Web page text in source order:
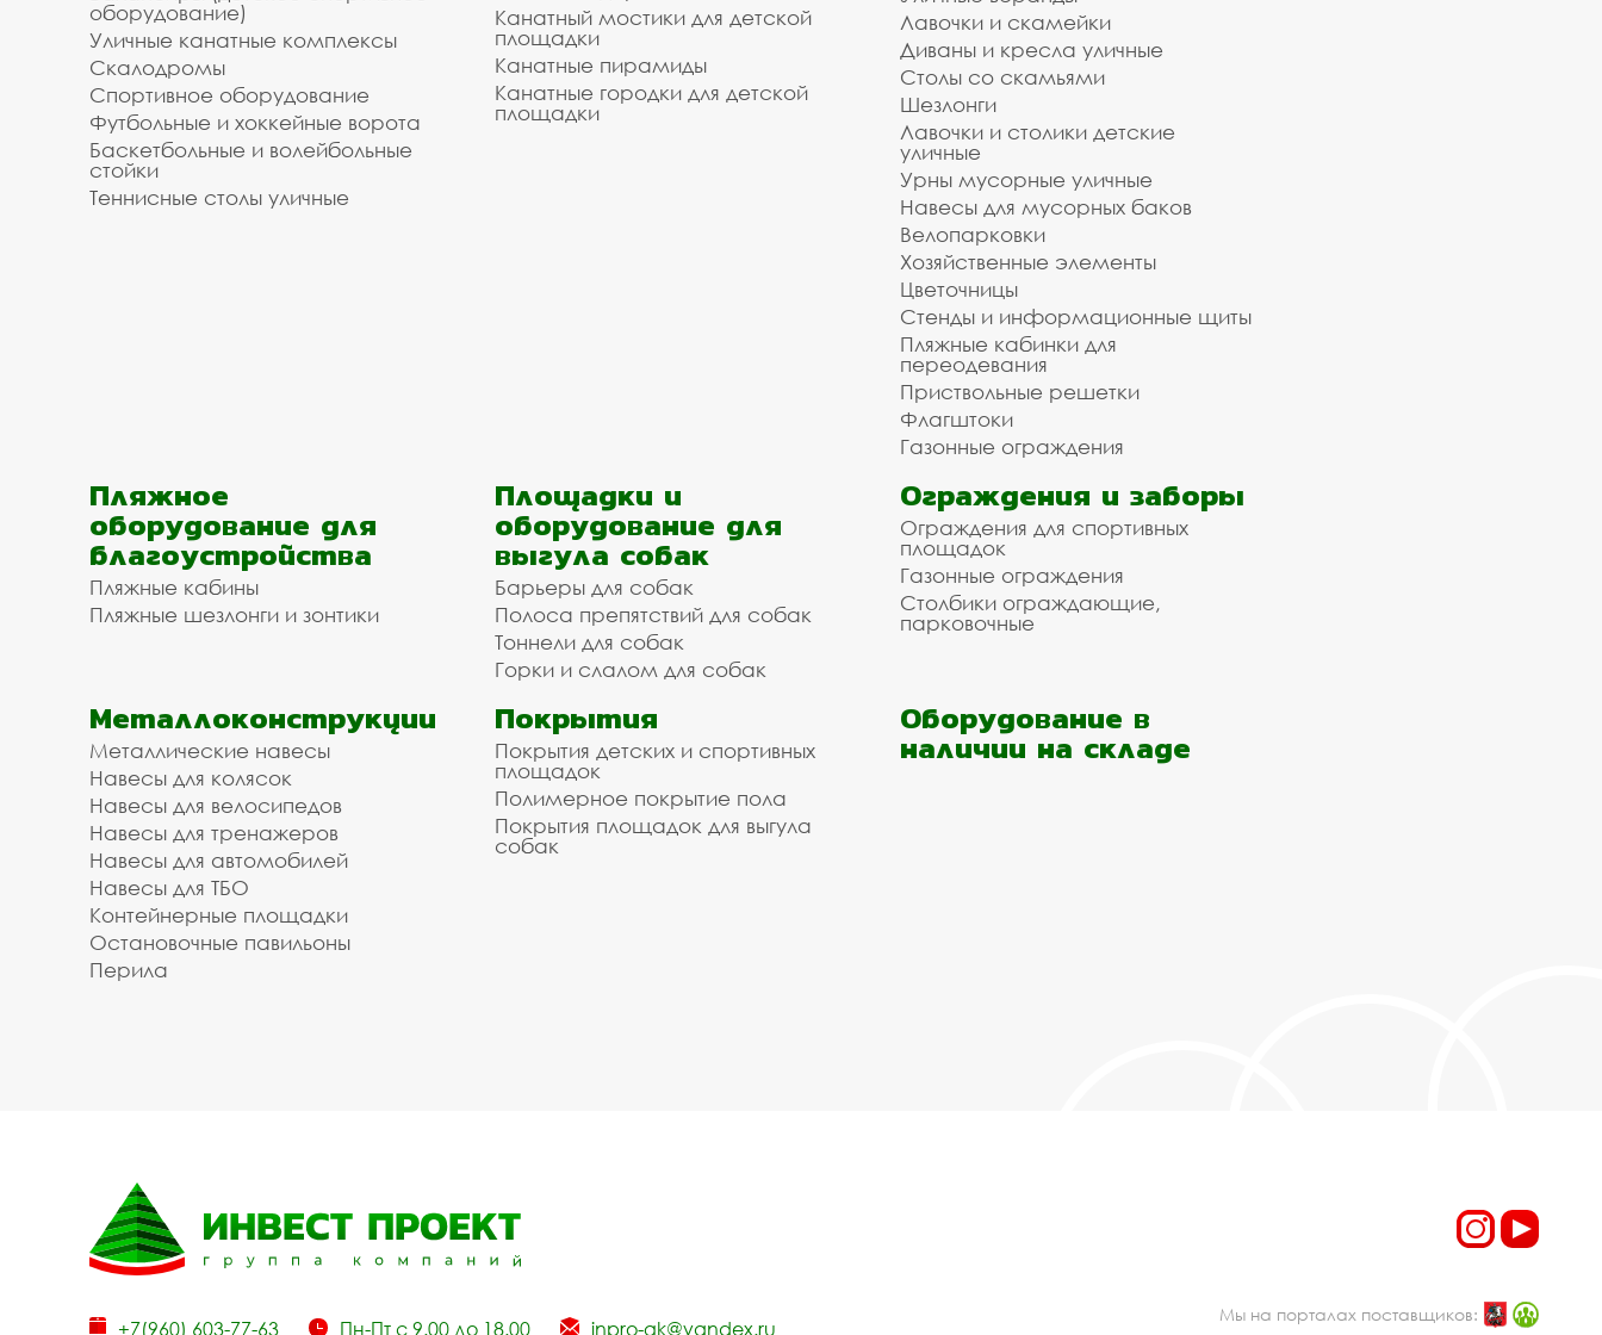
оборудование)
Уличные канатные комплексы
Скалодромы
Спортивное оборудование
Футбольные и хоккейные ворота
Баскетбольные и волейбольные
стойки
Теннисные столы уличные
Канатный мостики для детской
площадки
Канатные пирамиды
Канатные городки для детской
площадки
Лавочки и скамейки
Диваны и кресла уличные
Столы со скамьями
Шезлонги
Лавочки и столики детские
уличные
Урны мусорные уличные
Навесы для мусорных баков
Велопарковки
Хозяйственные элементы
Цветочницы
Стенды и информационные щиты
Пляжные кабинки для
переодевания
Приствольные решетки
Флагштоки
Газонные ограждения
Пляжное
оборудование для
благоустройства
Пляжные кабины
Пляжные шезлонги и зонтики
Площадки и
оборудование для
выгула собак
Барьеры для собак
Полоса препятствий для собак
Тоннели для собак
Горки и слалом для собак
Ограждения и заборы
Ограждения для спортивных
площадок
Газонные ограждения
Столбики ограждающие,
парковочные
Металлоконструкции
Металлические навесы
Навесы для колясок
Навесы для велосипедов
Навесы для тренажеров
Навесы для автомобилей
Навесы для ТБО
Контейнерные площадки
Остановочные павильоны
Перила
Покрытия
Покрытия детских и спортивных
площадок
Полимерное покрытие пола
Покрытия площадок для выгула
собак
Оборудование в
наличии на складе
+7(960) 603-77-63 Пн-Пт с 9.00 до 18.00 inpro-gk@yandex.ru
Мы на порталах поставщиков: